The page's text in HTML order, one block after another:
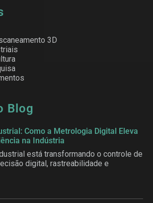
3D
Blog
Como a Metrologia Digital Eleva
na Indústria
está transformando o controle de
digital, rastreabilidade e